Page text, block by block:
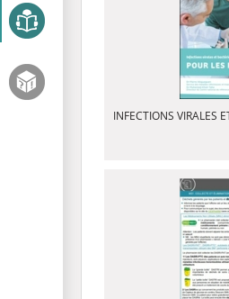
INFECTIONS VIRALES